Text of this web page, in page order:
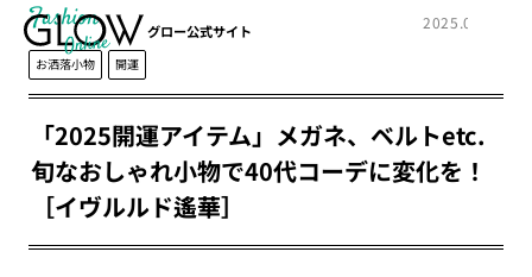
グロー公式サイト 2025.02.18
Fashion
お洒落小物 開運
「2025開運アイテム」メガネ、ベルトetc.
旬なおしゃれ小物で40代コーデに変化を！
［イヴルルド遙華］